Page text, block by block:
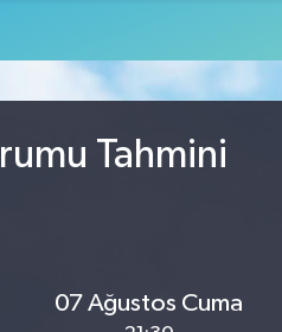
Tahmini
07 Ağustos Cuma